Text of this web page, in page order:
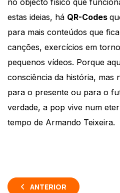
no objecto físico que
estas ideias, há QR-Codes
para mais conteúdos que
canções, exercícios em
pequenos vídeos. Porque
consciência da história, mas
para o presente ou para o
verdade, a pop vive num
tempo de Armando Teixeira.
ANTERIOR